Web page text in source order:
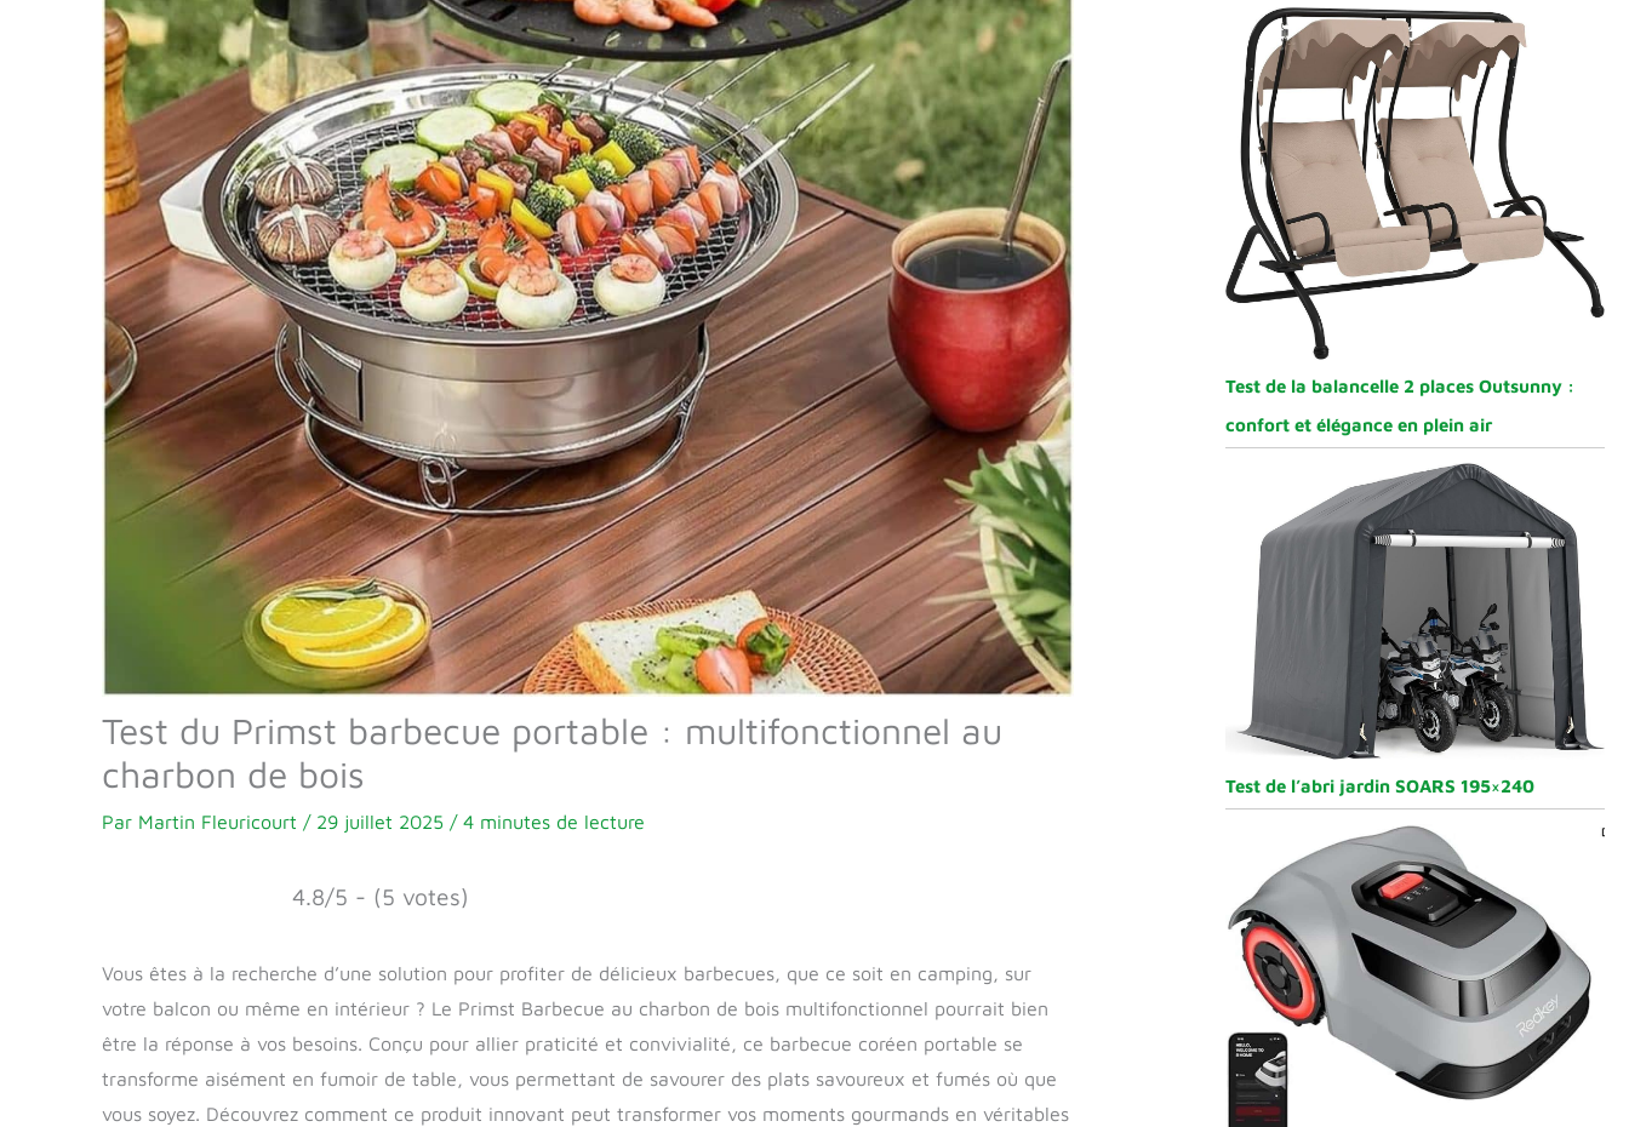
Test du Primst barbecue portable : multifonctionnel au
charbon de bois
Par Martin Fleuricourt / 29 juillet 2025 / 4 minutes de lecture
4.8/5 - (5 votes)
Vous êtes à la recherche d’une solution pour profiter de délicieux barbecues, que ce soit en camping, sur
votre balcon ou même en intérieur ? Le Primst Barbecue au charbon de bois multifonctionnel pourrait bien
être la réponse à vos besoins. Conçu pour allier praticité et convivialité, ce barbecue coréen portable se
transforme aisément en fumoir de table, vous permettant de savourer des plats savoureux et fumés où que
vous soyez. Découvrez comment ce produit innovant peut transformer vos moments gourmands en véritables
Test de la balancelle 2 places Outsunny :
confort et élégance en plein air
Test de l’abri jardin SOARS 195×240